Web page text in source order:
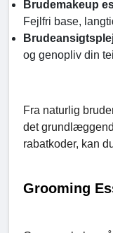
Brudemakeup
Fejlfri base,
og genopliv din
Fra naturlig
det
rabatkoder, kan
Grooming